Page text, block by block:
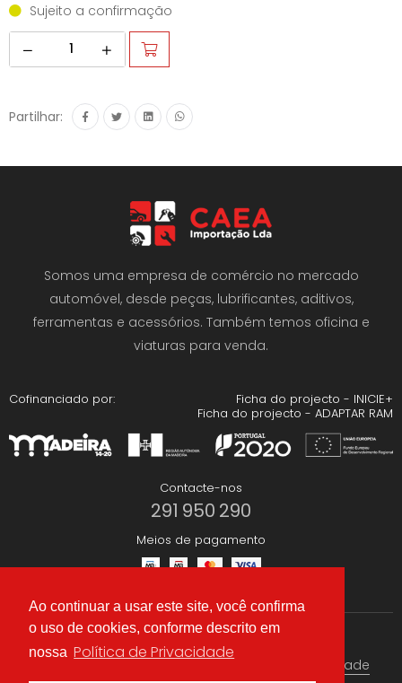
Ao continuar a usar este site, você confirma
o uso de cookies, conforme descrito em
nossa Política de Privacidade
Sujeito a confirmação
Partilhar:
Somos uma empresa de comércio no mercado
automóvel, desde peças, lubrificantes, aditivos,
ferramentas e acessórios. Também temos oficina e
viaturas para venda.
Cofinanciado por:
Ficha do projecto - INICIE+
Ficha do projecto - ADAPTAR RAM
Contacte-nos
291 950 290
Meios de pagamento
Termos & condições Política de Privacidade
Redes Sociais